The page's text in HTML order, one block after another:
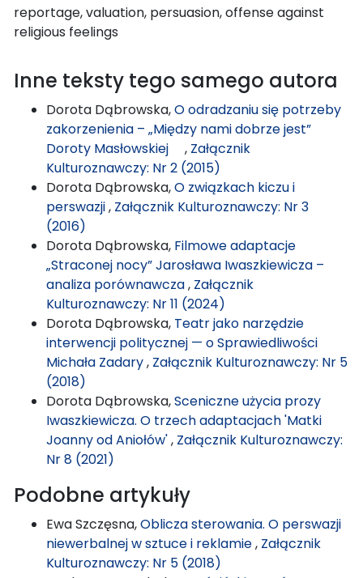
reportage, valuation, persuasion, offense against
religious feelings
Inne teksty tego samego autora
Dorota Dąbrowska,O odradzaniu się potrzeby
zakorzenienia – „Między nami dobrze jest”
Doroty Masłowskiej , Załącznik
Kulturoznawczy: Nr 2 (2015)
Dorota Dąbrowska,O związkach kiczu i
perswazji, Załącznik Kulturoznawczy: Nr 3
(2016)
Dorota Dąbrowska, Filmowe adaptacje
„Straconej nocy” Jarosława Iwaszkiewicza –
analiza porównawcza, Załącznik
Kulturoznawczy: Nr 11 (2024)
Dorota Dąbrowska, Teatr jako narzędzie
interwencji politycznej — o Sprawiedliwości
Michała Zadary, Załącznik Kulturoznawczy: Nr 5
(2018)
Dorota Dąbrowska,Sceniczne użycia prozy
Iwaszkiewicza. O trzech adaptacjach 'Matki
Joanny od Aniołów', Załącznik Kulturoznawczy:
Nr 8 (2021)
Podobne artykuły
Ewa Szczęsna,Oblicza sterowania. O perswazji
niewerbalnej w sztuce i reklamie, Załącznik
Kulturoznawczy: Nr 5 (2018)